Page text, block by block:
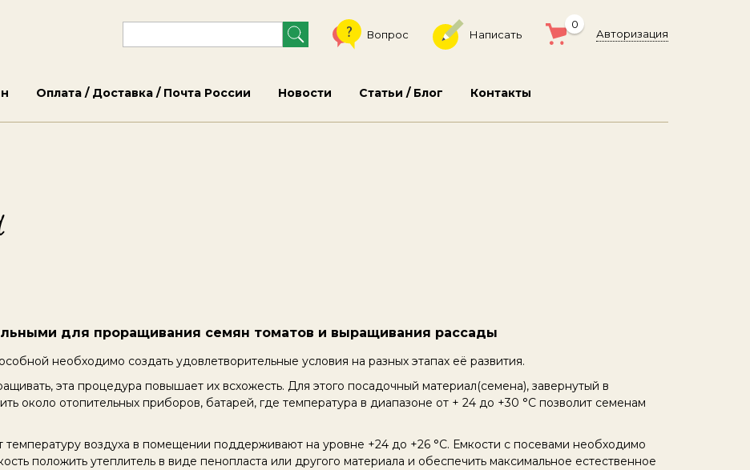
Вопрос Написать
0
Авторизация
Оплата / Доставка / Почта России Новости Статьи / Блог Контакты
для проращивания семян томатов и выращивания рассады
необходимо создать удовлетворительные условия на разных этапах её развития.
эта процедура повышает их всхожесть. Для этого посадочный материал(семена), завернутый в
около отопительных приборов, батарей, где температура в диапазоне от + 24 до +30 °C позволит семенам
воздуха в помещении поддерживают на уровне +24 до +26 °C. Емкости с посевами необходимо
положить утеплитель в виде пенопласта или другого материала и обеспечить максимальное естественное